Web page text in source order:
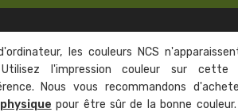
les couleurs NCS
l'impression couleur sur cette
Nous vous recommandons
pour être sûr de la bonne couleur.